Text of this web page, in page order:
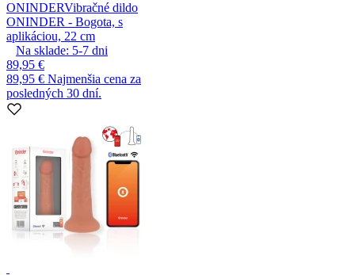
ONINDERVibračné dildo
ONINDER - Bogota, s
aplikáciou, 22 cm
Na sklade: 5-7 dni
89,95 €
89,95 € Najmenšia cena za
posledných 30 dní.